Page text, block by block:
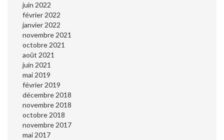
juin 2022
février 2022
janvier 2022
novembre 2021
octobre 2021
août 2021
juin 2021
mai 2019
février 2019
décembre 2018
novembre 2018
octobre 2018
novembre 2017
mai 2017